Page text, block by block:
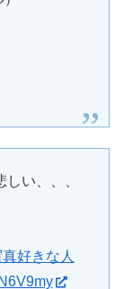
い、、、
好きな人